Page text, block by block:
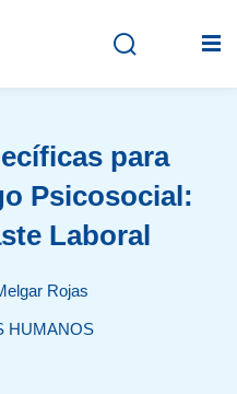
Inicio
En vivo
Registro
para
Psicosocial:
Laboral
Rojas
HUMANOS